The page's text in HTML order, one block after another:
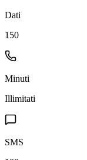
Dati
150
Minuti
Illimitati
SMS